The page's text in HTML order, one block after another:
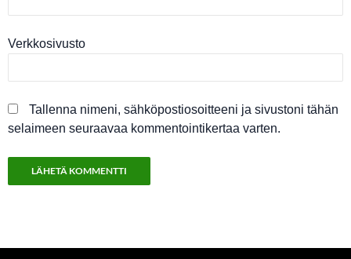
Verkkosivusto
Tallenna nimeni, sähköpostiosoitteeni ja sivustoni tähän
selaimeen seuraavaa kommentointikertaa varten.